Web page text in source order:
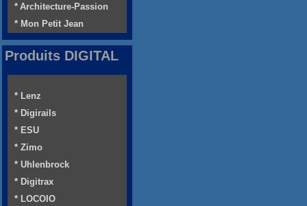
* Architecture-Passion
* Mon Petit Jean
Produits DIGITAL
* Lenz
* Digirails
* ESU
* Zimo
* Uhlenbrock
* Digitrax
* LOCOIO